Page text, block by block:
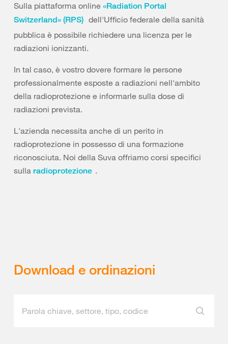
Sulla piattaforma online «Radiation Portal
Switzerland» (RPS) dell'Ufficio federale della sanità
pubblica è possibile richiedere una licenza per le
radiazioni ionizzanti.
In tal caso, è vostro dovere formare le persone
professionalmente esposte a radiazioni nell'ambito
della radioprotezione e informarle sulla dose di
radiazioni prevista.
L'azienda necessita anche di un perito in
radioprotezione in possesso di una formazione
riconosciuta. Noi della Suva offriamo corsi specifici
sulla radioprotezione .
Download e ordinazioni